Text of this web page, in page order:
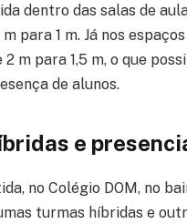
dentro das salas de
para 1 m. Já nos
2 m para 1,5 m, o que
de alunos.
e
no Colégio DOM, no
turmas híbridas e